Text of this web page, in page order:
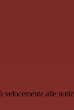
velocemente alle